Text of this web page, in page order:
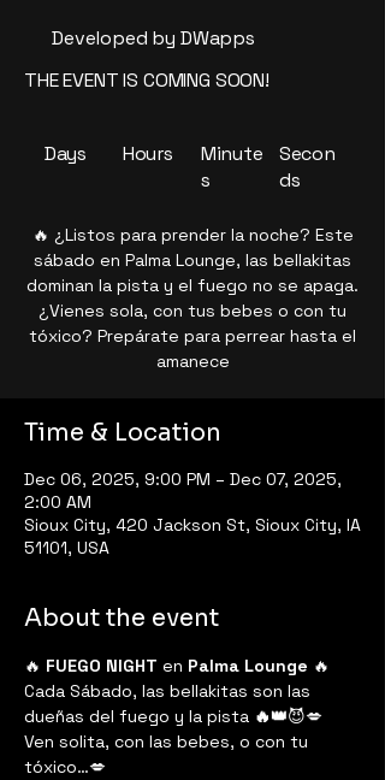
Secon
ds
Minute
s
Hours
Days
THE EVENT IS COMING SOON!
Developed by DWapps
🔥 ¿Listos para prender la noche? Este
sábado en Palma Lounge, las bellakitas
dominan la pista y el fuego no se apaga.
¿Vienes sola, con tus bebes o con tu
tóxico? Prepárate para perrear hasta el
amanece
Time & Location
Dec 06, 2025, 9:00 PM – Dec 07, 2025,
2:00 AM
Sioux City, 420 Jackson St, Sioux City, IA
51101, USA
About the event
🔥 FUEGO NIGHT en Palma Lounge 🔥
Cada Sábado, las bellakitas son las
dueñas del fuego y la pista 🔥👑😈💋
Ven solita, con las bebes, o con tu
tóxico…💋